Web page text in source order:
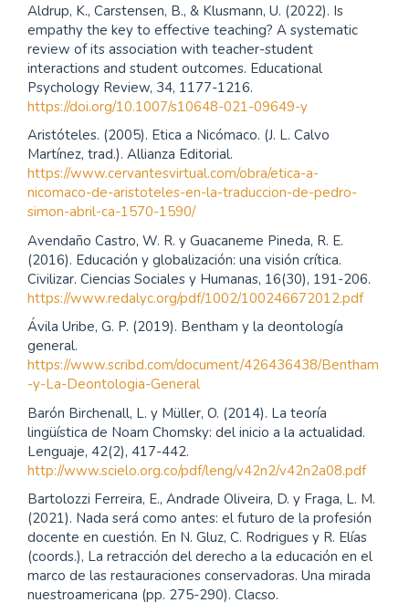
Aldrup, K., Carstensen, B., & Klusmann, U. (2022). Is
empathy the key to effective teaching? A systematic
review of its association with teacher-student
interactions and student outcomes. Educational
Psychology Review, 34, 1177-1216.
https://doi.org/10.1007/s10648-021-09649-y
Aristóteles. (2005). Etica a Nicómaco. (J. L. Calvo
Martínez, trad.). Allianza Editorial.
https://www.cervantesvirtual.com/obra/etica-a-
nicomaco-de-aristoteles-en-la-traduccion-de-pedro-
simon-abril-ca-1570-1590/
Avendaño Castro, W. R. y Guacaneme Pineda, R. E.
(2016). Educación y globalización: una visión crítica.
Civilizar. Ciencias Sociales y Humanas, 16(30), 191-206.
https://www.redalyc.org/pdf/1002/100246672012.pdf
Ávila Uribe, G. P. (2019). Bentham y la deontología
general.
https://www.scribd.com/document/426436438/Bentham
-y-La-Deontologia-General
Barón Birchenall, L. y Müller, O. (2014). La teoría
lingüística de Noam Chomsky: del inicio a la actualidad.
Lenguaje, 42(2), 417-442.
http://www.scielo.org.co/pdf/leng/v42n2/v42n2a08.pdf
Bartolozzi Ferreira, E., Andrade Oliveira, D. y Fraga, L. M.
(2021). Nada será como antes: el futuro de la profesión
docente en cuestión. En N. Gluz, C. Rodrigues y R. Elías
(coords.), La retracción del derecho a la educación en el
marco de las restauraciones conservadoras. Una mirada
nuestroamericana (pp. 275-290). Clacso.